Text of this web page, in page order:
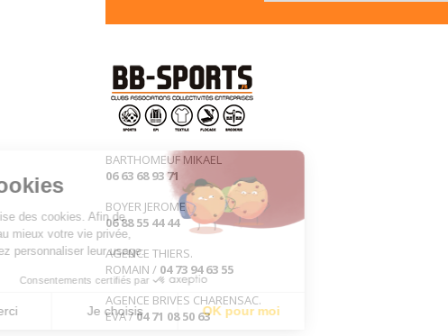
BARTHOMEUF MIKAEL
06 63 68 93 71
BOYER JEROME
06 88 55 44 44
AGENCE THIERS.
ROMAIN / 04 73 94 63 55
AGENCE BRIVES CHARENSAC.
EVA /04 71 08 50 63
les Cookies
Ce site utilise des cookies. Afin de
préserver au mieux votre vie privée,
vous pouvez personnaliser leur usage.
Consentements certifiés par
Non merci Je choisis